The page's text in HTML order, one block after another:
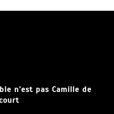
n’est pas Camille de